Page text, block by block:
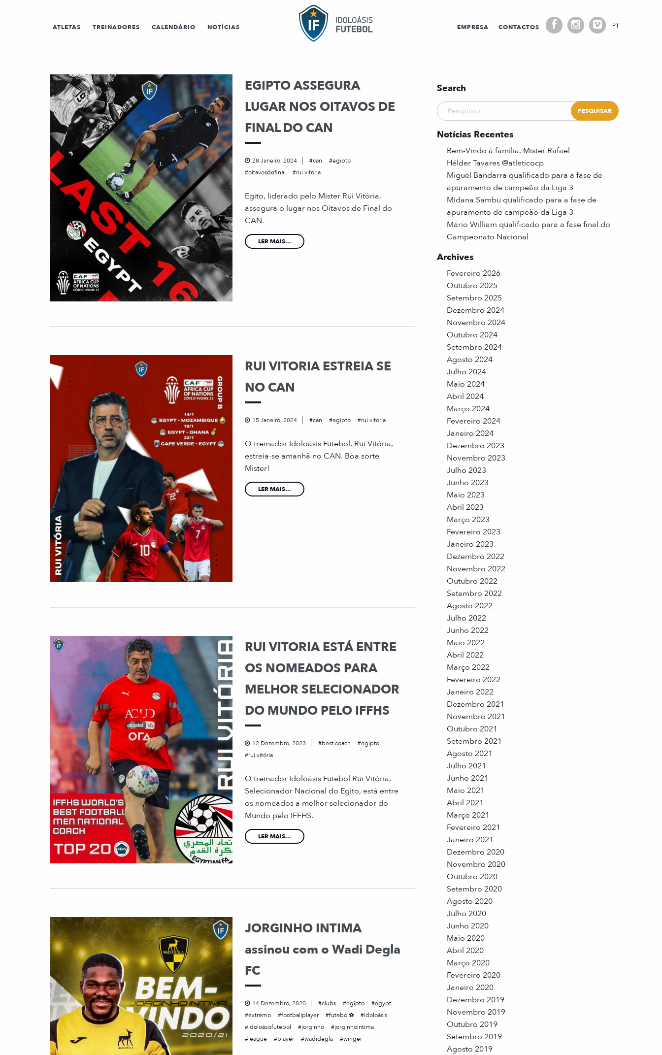
ATLETAS TREINADORES CALENDÁRIO NOTÍCIAS EMPRESA CONTACTOS PT
EGIPTO ASSEGURA
LUGAR NOS OITAVOS DE
FINAL DO CAN
28 Janeiro, 2024 can
egipto
oitavosdefinal
rui vitória
Egito, liderado pelo Mister Rui Vitória,
assegura o lugar nos Oitavos de Final do
CAN.
LER MAIS...
RUI VITORIA ESTREIA SE
NO CAN
15 Janeiro, 2024 can egipto rui vitória
O treinador Idoloásis Futebol, Rui Vitória,
estreia-se amanhã no CAN. Boa sorte
Mister!
LER MAIS...
RUI VITORIA ESTÁ ENTRE
OS NOMEADOS PARA
MELHOR SELECIONADOR
DO MUNDO PELO IFFHS
12 Dezembro, 2023 best coach
egipto
rui vitória
O treinador Idoloásis Futebol Rui Vitória,
Selecionador Nacional do Egito, está entre
os nomeados a melhor selecionador do
Mundo pelo IFFHS.
LER MAIS...
JORGINHO INTIMA
assinou com o Wadi Degla
FC
14 Dezembro, 2020 clubs egipto
egypt
extremo
footballplayer futebol⚽
idoloásis
idoloásisfutebol
jorginho
jorginhointima
league
player wadidegla winger
Search
Notícias Recentes
Bem-Vindo à família, Mister Rafael
Hélder Tavares @atleticocp
Miguel Bandarra qualificado para a fase de
apuramento de campeão da Liga 3
Midana Sambu qualificado para a fase de
apuramento de campeão da Liga 3
Mário William qualificado para a fase final do
Campeonato Nacional
Archives
Fevereiro 2026
Outubro 2025
Setembro 2025
Dezembro 2024
Novembro 2024
Outubro 2024
Setembro 2024
Agosto 2024
Julho 2024
Maio 2024
Abril 2024
Março 2024
Fevereiro 2024
Janeiro 2024
Dezembro 2023
Novembro 2023
Julho 2023
Junho 2023
Maio 2023
Abril 2023
Março 2023
Fevereiro 2023
Janeiro 2023
Dezembro 2022
Novembro 2022
Outubro 2022
Setembro 2022
Agosto 2022
Julho 2022
Junho 2022
Maio 2022
Abril 2022
Março 2022
Fevereiro 2022
Janeiro 2022
Dezembro 2021
Novembro 2021
Outubro 2021
Setembro 2021
Agosto 2021
Julho 2021
Junho 2021
Maio 2021
Abril 2021
Março 2021
Fevereiro 2021
Janeiro 2021
Dezembro 2020
Novembro 2020
Outubro 2020
Setembro 2020
Agosto 2020
Julho 2020
Junho 2020
Maio 2020
Abril 2020
Março 2020
Fevereiro 2020
Janeiro 2020
Dezembro 2019
Novembro 2019
Outubro 2019
Setembro 2019
Agosto 2019